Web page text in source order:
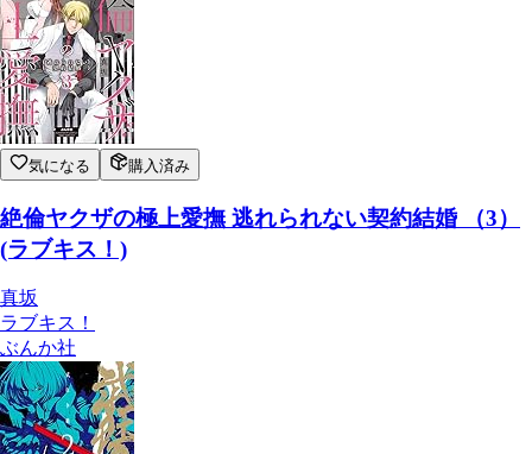
気になる 購入済み
絶倫ヤクザの極上愛撫 逃れられない契約結婚 （3）
(ラブキス！)
真坂
ラブキス！
ぶんか社